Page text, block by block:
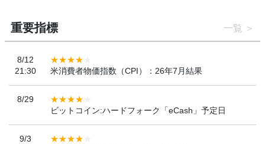
重要指標 一覧
8/12
21:30
米消費者物価指数（CPI）：26年7月結果
8/29
ビットコイン:ハードフォーク「eCash」予定日
9/3